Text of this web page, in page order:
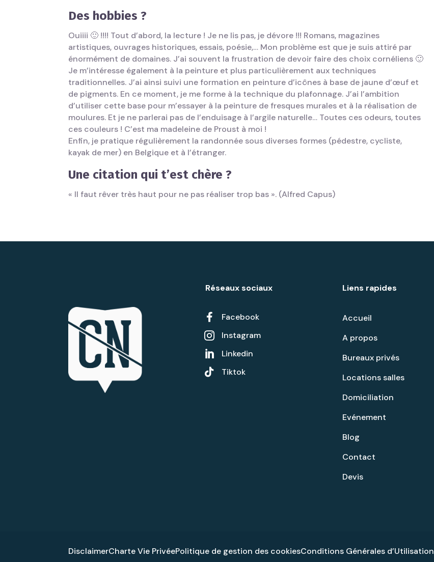
Des hobbies ?
Ouiiii 🙂 !!!! Tout d’abord, la lecture ! Je ne lis pas, je dévore !!! Romans, magazines
artistiques, ouvrages historiques, essais, poésie,… Mon problème est que je suis attiré par
énormément de domaines. J’ai souvent la frustration de devoir faire des choix cornéliens 🙂
Je m’intéresse également à la peinture et plus particulièrement aux techniques
traditionnelles. J’ai ainsi suivi une formation en peinture d’icônes à base de jaune d’œuf et
de pigments. En ce moment, je me forme à la technique du plafonnage. J’ai l’ambition
d’utiliser cette base pour m’essayer à la peinture de fresques murales et à la réalisation de
moulures. Et je ne parlerai pas de l’enduisage à l’argile naturelle… Toutes ces odeurs, toutes
ces couleurs ! C’est ma madeleine de Proust à moi !
Enfin, je pratique régulièrement la randonnée sous diverses formes (pédestre, cycliste,
kayak de mer) en Belgique et à l’étranger.
Une citation qui t’est chère ?
« Il faut rêver très haut pour ne pas réaliser trop bas ». (Alfred Capus)
Réseaux sociaux
 Facebook
 Instagram

Linkedin

Tiktok
Liens rapides
Accueil
A propos
Bureaux privés
Locations salles
Domiciliation
Evénement
Blog
Contact
Devis
DisclaimerCharte Vie PrivéePolitique de gestion des cookiesConditions Générales d’Utilisation